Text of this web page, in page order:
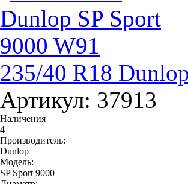
235/40 R18
Артикул: 37913
Наличения
4
Производитель:
Dunlop
Модель:
SP Sport 9000